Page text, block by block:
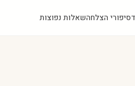
סיפורי הצלחהשאלות נפוצות